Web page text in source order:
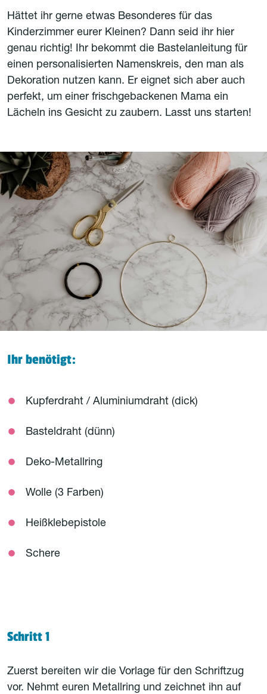
Hättet ihr gerne etwas Besonderes für das
Kinderzimmer eurer Kleinen? Dann seid ihr hier
genau richtig! Ihr bekommt die Bastelanleitung für
einen personalisierten Namenskreis, den man als
Dekoration nutzen kann. Er eignet sich aber auch
perfekt, um einer frischgebackenen Mama ein
Lächeln ins Gesicht zu zaubern. Lasst uns starten!
Ihr benötigt:
Kupferdraht / Aluminiumdraht (dick)
Basteldraht (dünn)
Deko-Metallring
Wolle (3 Farben)
Heißklebepistole
Schere
Schritt 1
Zuerst bereiten wir die Vorlage für den Schriftzug
vor. Nehmt euren Metallring und zeichnet ihn auf